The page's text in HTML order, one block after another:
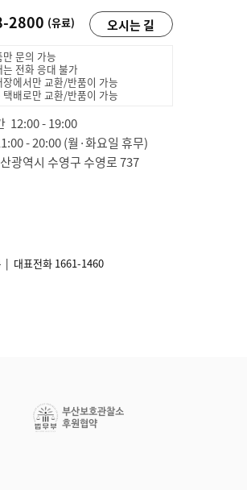
2800 (유료) 오시는 길
문의 가능
전화 응대 불가
장에서만 교환/반품이 가능
배로만 교환/반품이 가능
12:00 - 19:00
- 20:00 (월·화요일 휴무)
광역시 수영구 수영로 737
| 대표전화 1661-1460